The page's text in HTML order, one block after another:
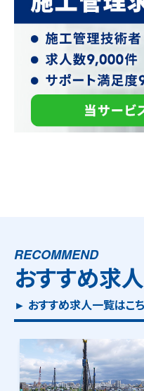
RECOMMEND
おすすめ求人
► おすすめ求人一覧はこ